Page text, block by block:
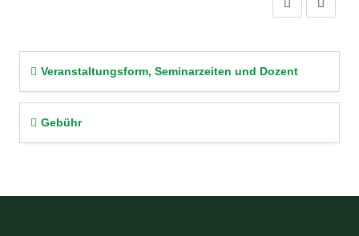
Veranstaltungsform, Seminarzeiten und Dozent
Gebühr